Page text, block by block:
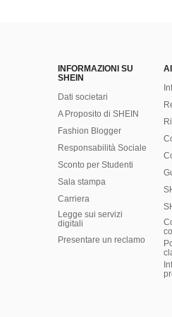
INFORMAZIONI SU
SHEIN
Dati societari
A Proposito di SHEIN
Fashion Blogger
Responsabilità Sociale
Sconto per Studenti
Sala stampa
Carriera
Legge sui servizi
digitali
Presentare un reclamo